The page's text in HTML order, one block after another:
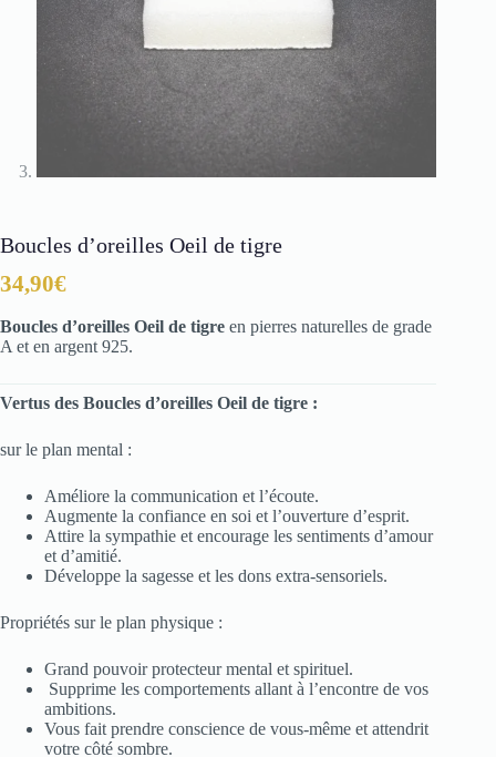
Boucles d’oreilles Oeil de tigre
34,90€
Boucles d’oreilles Oeil de tigre en pierres naturelles de grade
A et en argent 925.
Vertus des Boucles d’oreilles Oeil de tigre :
sur le plan mental :
Améliore la communication et l’écoute.
Augmente la confiance en soi et l’ouverture d’esprit.
Attire la sympathie et encourage les sentiments d’amour
et d’amitié.
Développe la sagesse et les dons extra-sensoriels.
Propriétés sur le plan physique :
Grand pouvoir protecteur mental et spirituel.
Supprime les comportements allant à l’encontre de vos
ambitions.
Vous fait prendre conscience de vous-même et attendrit
votre côté sombre.